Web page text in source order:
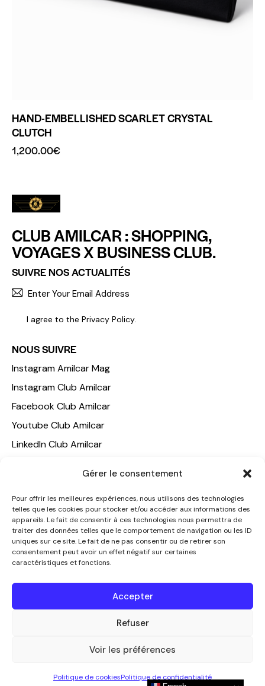
Gérer le consentement
Pour offrir les meilleures expériences, nous utilisons des technologies
telles que les cookies pour stocker et/ou accéder aux informations des
appareils. Le fait de consentir à ces technologies nous permettra de
traiter des données telles que le comportement de navigation ou les ID
uniques sur ce site. Le fait de ne pas consentir ou de retirer son
consentement peut avoir un effet négatif sur certaines
caractéristiques et fonctions.
Accepter
Refuser
Voir les préférences
Politique de cookiesPolitique de confidentialité
HAND-EMBELLISHED SCARLET CRYSTAL
CLUTCH
1,200.00€
CLUB AMILCAR : SHOPPING,
VOYAGES X BUSINESS CLUB.
SUIVRE NOS ACTUALITÉS
I agree to the Privacy Policy.
NOUS SUIVRE
Instagram Amilcar Mag
Instagram Club Amilcar
Facebook Club Amilcar
Youtube Club Amilcar
LinkedIn Club Amilcar
NOTRE GROUPE
ACCUEIL
AMILCAR TRAVEL CLUB
CLUB AMILCAR, Club d'affaires international
AGENCE MEDIANE
CONTACT
+33 7 49 60 92 02
CLUB AMILCAR by AMILCAR MAGAZINE GROUP© 2013-